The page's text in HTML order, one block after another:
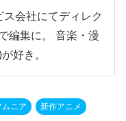
会社にてディレク
編集に。 音楽・漫
好き。
ニア 新作アニメ